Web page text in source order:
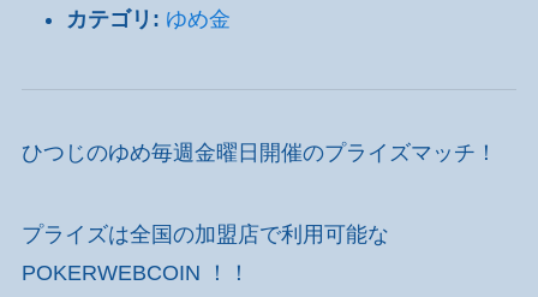
カテゴリ: ゆめ金
ひつじのゆめ毎週金曜日開催のプライズマッチ！
プライズは全国の加盟店で利用可能な
POKERWEBCOIN ！！